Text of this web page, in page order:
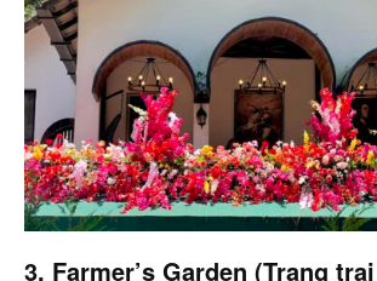
3. Farmer’s Garden (Trang